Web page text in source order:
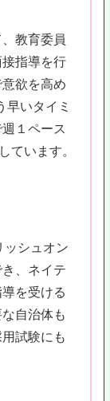
教育委員
指導を行
欲を高め
早いタイミ
１ペース
ています。
ッシュオン
、ネイテ
を受ける
自治体も
試験にも